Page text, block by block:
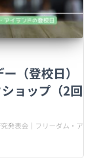
（登校日）
ョップ（2回
発表会｜フリーダム・ア